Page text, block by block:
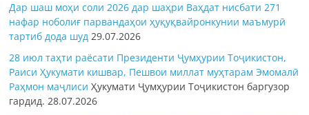
Дар шаш моҳи соли 2026 дар шаҳри Ваҳдат нисбати 271
нафар ноболиғ парвандаҳои ҳуқуқвайронкунии маъмурӣ
тартиб дода шуд 29.07.2026
28 июл таҳти раёсати Президенти Ҷумҳурии Тоҷикистон,
Раиси Ҳукумати кишвар, Пешвои миллат муҳтарам Эмомалӣ
Раҳмон маҷлисиҲукумати Ҷумҳурии Тоҷикистон баргузор
гардид.28.07.2026